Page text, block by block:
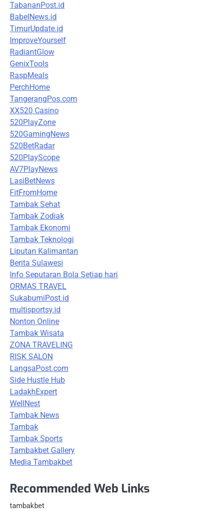
TabananPost.id
BabelNews.id
TimurUpdate.id
ImproveYourself
RadiantGlow
GenixTools
RaspMeals
PerchHome
TangerangPos.com
XX520 Casino
520PlayZone
520GamingNews
520BetRadar
520PlayScope
AV7PlayNews
LasiBetNews
FitFromHome
Tambak Sehat
Tambak Zodiak
Tambak Ekonomi
Tambak Teknologi
Liputan Kalimantan
Berita Sulawesi
Info Seputaran Bola Setiap hari
ORMAS TRAVEL
SukabumiPost.id
multisportsy.id
Nonton Online
Tambak Wisata
ZONA TRAVELING
RISK SALON
LangsaPost.com
Side Hustle Hub
LadakhExpert
WellNest
Tambak News
Tambak
Tambak Sports
Tambakbet Gallery
Media Tambakbet
Recommended Web Links
tambakbet